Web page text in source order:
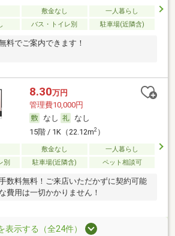
敷金なし
一人暮らし
バス・トイレ別 駐車場(近隣含)
料でご案内できます！
8.30万円
管理費10,000円
なし
なし
15階 / 1K（22.12m2）
敷金なし
一人暮らし
別
駐車場(近隣含) ペット相談可
数料無料！ご来店いただかずに契約可能
費用は一切かかりません！
表示する（全24件）